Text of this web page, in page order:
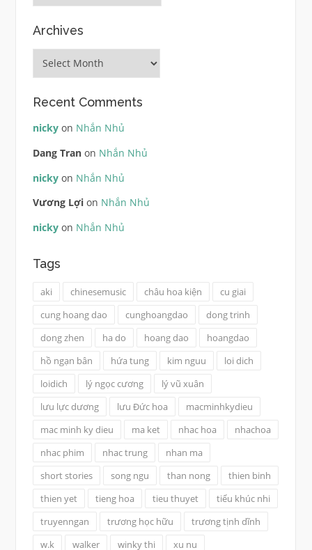
Archives
Archives
Recent Comments
nickyon Nhắn Nhủ
Dang Tranon Nhắn Nhủ
nickyon Nhắn Nhủ
Vương Lợion Nhắn Nhủ
nickyon Nhắn Nhủ
Tags
aki chinesemusic châu hoa kiện
cu giai
cung hoang dao
cunghoangdao
dong trinh
dong zhen
ha do hoang dao
hoangdao
hồ ngạn bân
hứa tung kim nguu
loi dich
loidich
lý ngọc cương
lý vũ xuân
lưu lực dương
lưu Đức hoa
macminhkydieu
mac minh ky dieu
ma ket nhac hoa
nhachoa
nhac phim
nhac trung
nhan ma
short stories
song ngu than nong
thien binh
thien yet
tieng hoa tieu thuyet
tiểu khúc nhi
truyenngan
trương học hữu
trương tịnh dĩnh
w.k
walker winky thi xu nu